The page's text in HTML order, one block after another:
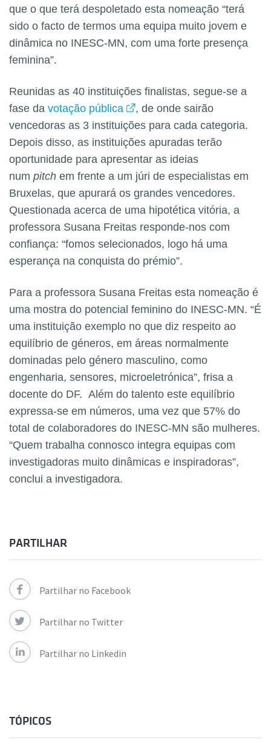
que o que terá despoletado esta nomeação “terá
sido o facto de termos uma equipa muito jovem e
dinâmica no INESC-MN, com uma forte presença
feminina”.
Reunidas as 40 instituições finalistas, segue-se a
fase da votação pública
, de onde sairão
vencedoras as 3 instituições para cada categoria.
Depois disso, as instituições apuradas terão
oportunidade para apresentar as ideias
num pitch em frente a um júri de especialistas em
Bruxelas, que apurará os grandes vencedores.
Questionada acerca de uma hipotética vitória, a
professora Susana Freitas responde-nos com
confiança: “fomos selecionados, logo há uma
esperança na conquista do prémio”.
Para a professora Susana Freitas esta nomeação é
uma mostra do potencial feminino do INESC-MN. “É
uma instituição exemplo no que diz respeito ao
equilíbrio de géneros, em áreas normalmente
dominadas pelo género masculino, como
engenharia, sensores, microeletrónica”, frisa a
docente do DF. Além do talento este equilíbrio
expressa-se em números, uma vez que 57% do
total de colaboradores do INESC-MN são mulheres.
“Quem trabalha connosco integra equipas com
investigadoras muito dinâmicas e inspiradoras”,
conclui a investigadora.
PARTILHAR
Partilhar no Facebook
Partilhar no Twitter
Partilhar no Linkedin
TÓPICOS